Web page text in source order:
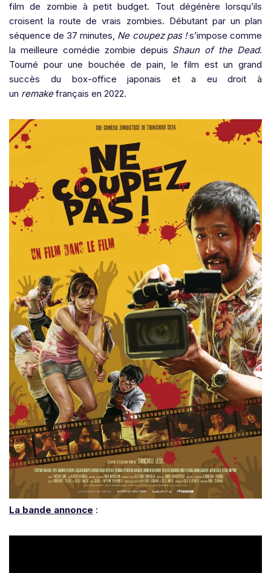
film de zombie à petit budget. Tout dégénère lorsqu’ils
croisent la route de vrais zombies. Débutant par un plan
séquence de 37 minutes, Ne coupez pas !s’impose comme
la meilleure comédie zombie depuis Shaun of the Dead.
Tourné pour une bouchée de pain, le film est un grand
succès du box-office japonais et a eu droit à
un remakefrançais en 2022.
La bande annonce :